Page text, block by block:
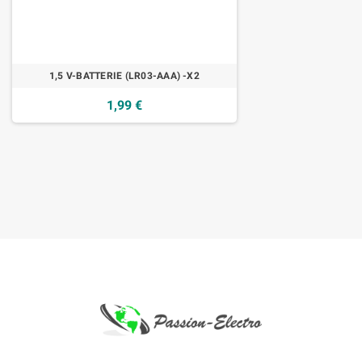
1,5 V-BATTERIE (LR03-AAA) -X2
1,99 €